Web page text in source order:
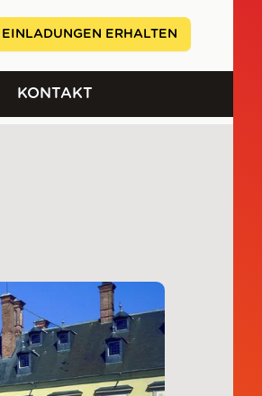
EINLADUNGEN ERHALTEN
KONTAKT